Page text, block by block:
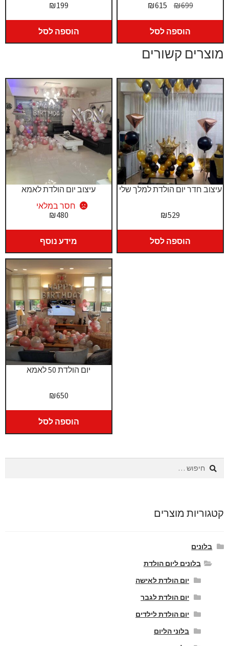
₪199
הוספה לסל
₪699
המחיר
היה:
₪699.
₪615
₪615.
הוספה לסל
מוצרים קשורים
עיצוב יום הולדת לאמא
חסר במלאי
₪480
מידע נוסף
עיצוב חדר יום הולדת למלך שלי
₪529
הוספה לסל
יום הולדת 50 לאמא
₪650
הוספה לסל
חיפוש:
קטגוריות מוצרים
בלונים
בלונים ליום הולדת
יום הולדת לאישה
יום הולדת לגבר
יום הולדת לילדים
בלוני הליום